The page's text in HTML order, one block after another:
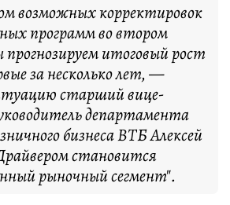
возможных корректировок
программ во втором
прогнозируем итоговый рост
за несколько лет, —
старший вице-
департамента
бизнеса ВТБ Алексей
становится
рыночный сегмент".